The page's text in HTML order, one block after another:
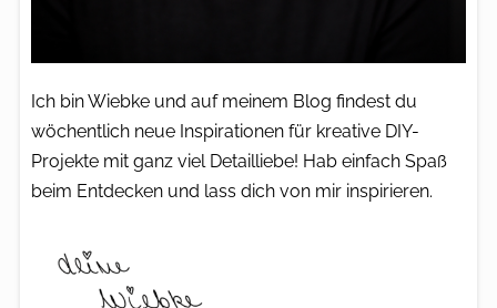
Ich bin Wiebke und auf meinem Blog findest du
wöchentlich neue Inspirationen für kreative DIY-
Projekte mit ganz viel Detailliebe! Hab einfach Spaß
beim Entdecken und lass dich von mir inspirieren.